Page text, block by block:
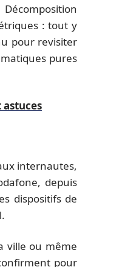
: tout y
pour revisiter
pures
internautes,
depuis
dispositifs de
ville ou même
pour